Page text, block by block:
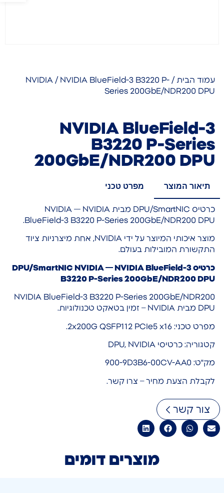
עמוד הבית /
NVIDIA / NVIDIA BlueField-3 B3220 P-
Series 200GbE/NDR200 DPU
NVIDIA BlueField-3
B3220 P-Series
200GbE/NDR200 DPU
תיאור המוצר מפרט טכני
כרטיס DPU/SmartNIC מבית NVIDIA — NVIDIA
BlueField-3 B3220 P-Series 200GbE/NDR200 DPU.
מוצר איכותי המיוצר על ידי NVIDIA, אחת מיצרניות ציוד
התקשורת המובילות בעולם.
כרטיס DPU/SmartNIC NVIDIA — NVIDIA BlueField-3
B3220 P-Series 200GbE/NDR200 DPU
NVIDIA BlueField-3 B3220 P-Series 200GbE/NDR200
DPU מבית NVIDIA – זמין בטאקט טכנולוגיות.
מפרט טכני: 2x200G QSFP112 PCIe5 x16.
קטגוריה: כרטיסי DPU, NVIDIA
מק"ט: 900-9D3B6-00CV-AA0
לקבלת הצעת מחיר – צרו קשר.
צור קשר
מוצרים דומים